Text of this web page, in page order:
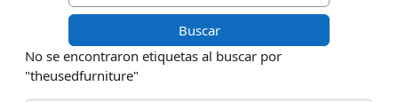
No se encontraron etiquetas al buscar por
"theusedfurniture"